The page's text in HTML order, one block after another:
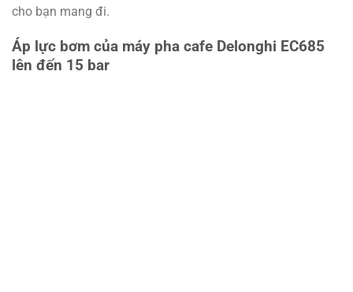
cho bạn mang đi.
Áp lực bơm của máy pha cafe Delonghi EC685
lên đến 15 bar